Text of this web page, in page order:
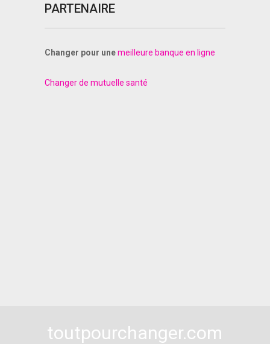
PARTENAIRE
Changer pour unemeilleure banque en ligne
Changer de mutuelle santé
toutpourchanger.com